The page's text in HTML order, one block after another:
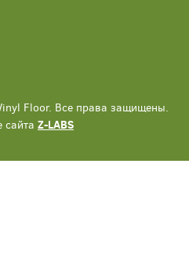
Floor. Все права защищены.
сайта Z-LABS